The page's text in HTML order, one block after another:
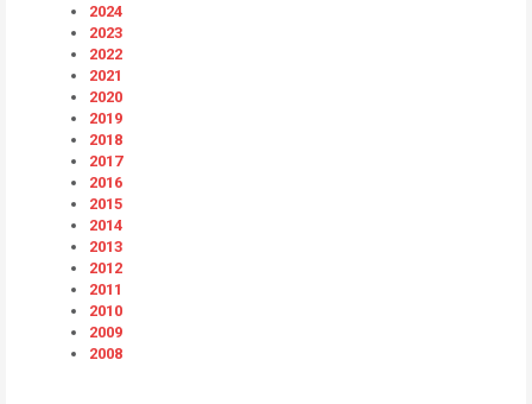
2024
2023
2022
2021
2020
2019
2018
2017
2016
2015
2014
2013
2012
2011
2010
2009
2008